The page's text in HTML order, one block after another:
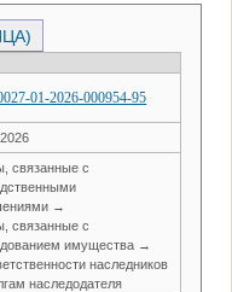
01-2026-000954-95
связанные с
→
связанные с
имущества →
наследников
наследодателя